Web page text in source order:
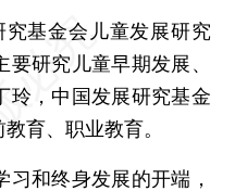
基金会儿童发展研究
研究儿童早期发展、
玲，中国发展研究基金
育、职业教育。
和终身发展的开端，